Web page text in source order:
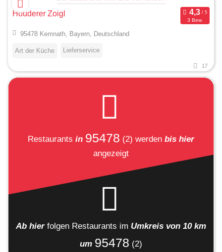
Houderer Zoigl
3 Bew.
95478 Kemnath, Bayern, Deutschland
Art der Küche Lieferservice
17
Restaurants in 95478 (2) werden bis hier
angezeigt
Ab hier folgen Restaurants im Umkreis von 10 km
um 95478 (2)